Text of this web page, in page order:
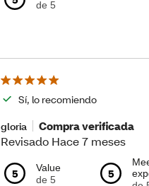
de 5
Sí, lo recomiendo
gloria
Compra verificada
Revisado Hace 7 meses
5
Value
de 5
5